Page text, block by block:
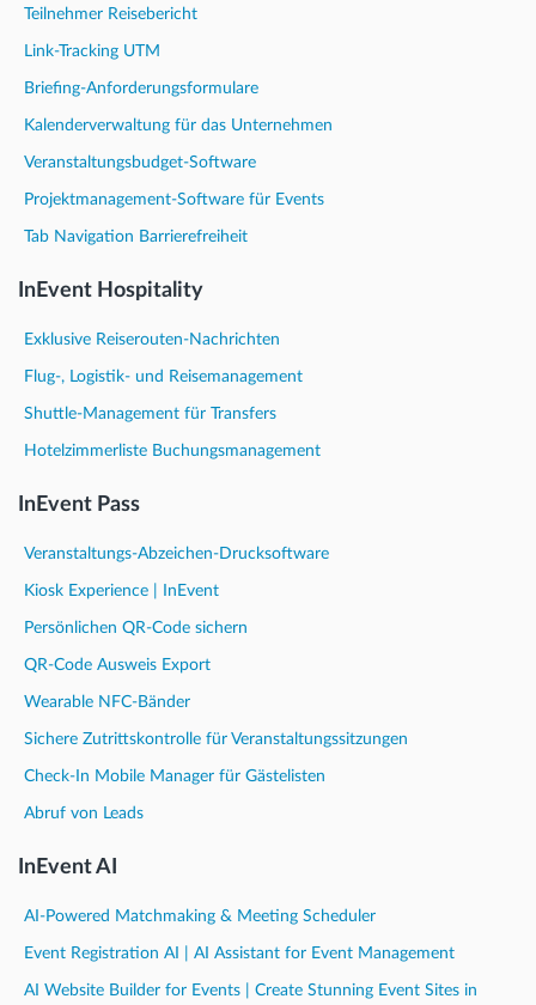
Teilnehmer Reisebericht
Link-Tracking UTM
Briefing-Anforderungsformulare
Kalenderverwaltung für das Unternehmen
Veranstaltungsbudget-Software
Projektmanagement-Software für Events
Tab Navigation Barrierefreiheit
InEvent Hospitality
Exklusive Reiserouten-Nachrichten
Flug-, Logistik- und Reisemanagement
Shuttle-Management für Transfers
Hotelzimmerliste Buchungsmanagement
InEvent Pass
Veranstaltungs-Abzeichen-Drucksoftware
Kiosk Experience | InEvent
Persönlichen QR-Code sichern
QR-Code Ausweis Export
Wearable NFC-Bänder
Sichere Zutrittskontrolle für Veranstaltungssitzungen
Check-In Mobile Manager für Gästelisten
Abruf von Leads
InEvent AI
AI-Powered Matchmaking & Meeting Scheduler
Event Registration AI | AI Assistant for Event Management
AI Website Builder for Events | Create Stunning Event Sites in